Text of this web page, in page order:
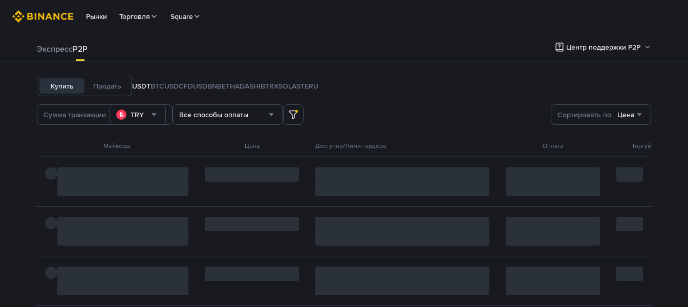
Рынки Торговля Square
ЭкспрессP2P Центр поддержки P2P
Купить Продать USDTBTCUSDCFDUSDBNBETHADASHIBTRXSOLASTERU
TRY Все способы оплаты Сортировать по Цена
Мейкеры Цена Доступно/Лимит ордера Оплата Торгуй